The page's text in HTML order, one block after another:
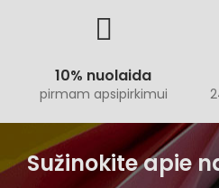
10% nuolaida
pirmam apsipirkimui
Sužinokite apie